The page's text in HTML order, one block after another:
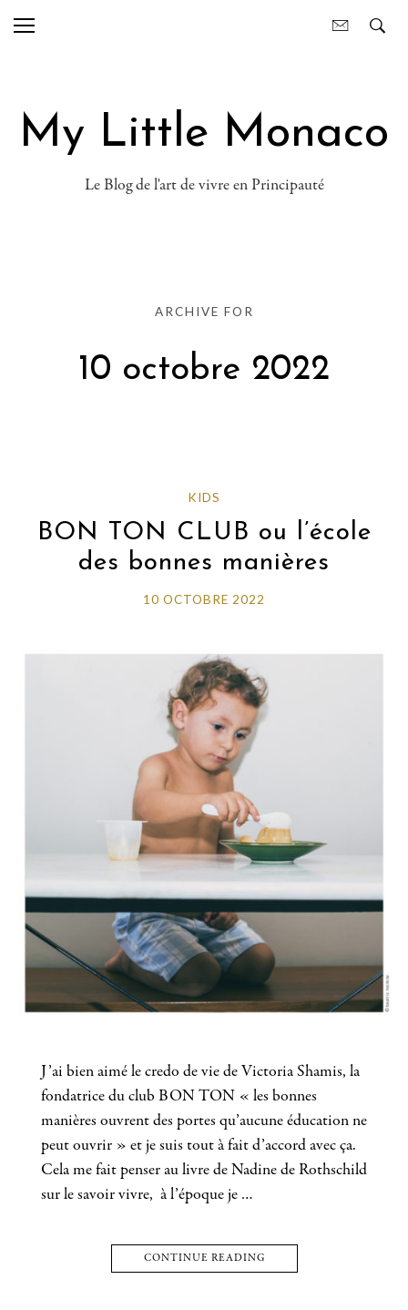
My Little Monaco
Le Blog de l'art de vivre en Principauté
ARCHIVE FOR
10 octobre 2022
KIDS
BON TON CLUB ou l’école
des bonnes manières
10 OCTOBRE 2022
J’ai bien aimé le credo de vie de Victoria Shamis, la
fondatrice du club BON TON « les bonnes
manières ouvrent des portes qu’aucune éducation ne
peut ouvrir » et je suis tout à fait d’accord avec ça.
Cela me fait penser au livre de Nadine de Rothschild
sur le savoir vivre, à l’époque je …
CONTINUE READING